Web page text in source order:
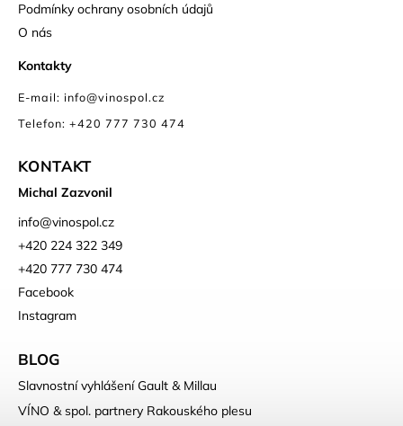
Podmínky ochrany osobních údajů
O nás
Kontakty
E-mail: info@vinospol.cz
Telefon: +420 777 730 474
KONTAKT
Michal Zazvonil
info@vinospol.cz
+420 224 322 349
+420 777 730 474
Facebook
Instagram
BLOG
Slavnostní vyhlášení Gault & Millau
VÍNO & spol. partnery Rakouského plesu